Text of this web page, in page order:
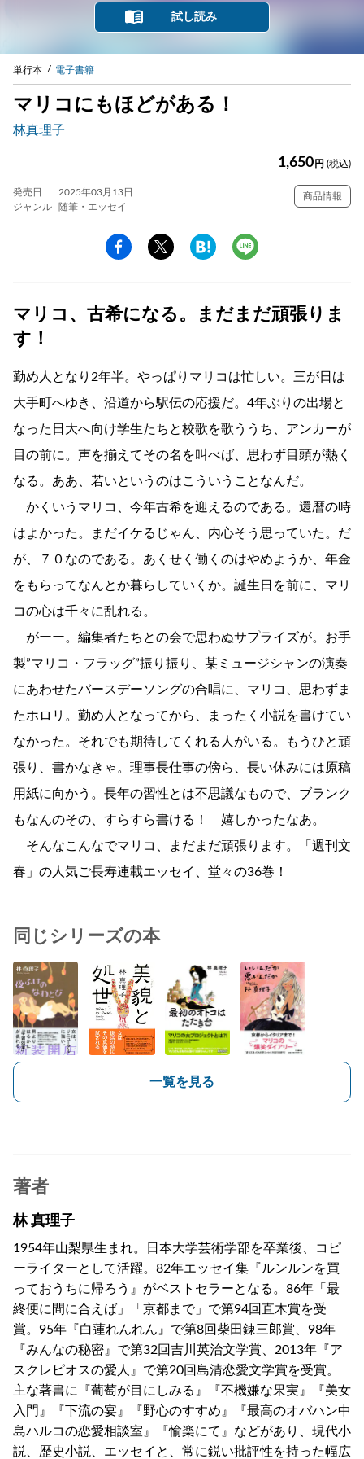
試し読み
単行本 電子書籍
マリコにもほどがある！
林真理子
1,650 円 (税込)
発売日
2025年03月13日
ジャンル
随筆・エッセイ
商品情報
マリコ、古希になる。まだまだ頑張りま
す！
勤め人となり2年半。やっぱりマリコは忙しい。三が日は
大手町へゆき、沿道から駅伝の応援だ。4年ぶりの出場と
なった日大へ向け学生たちと校歌を歌ううち、アンカーが
目の前に。声を揃えてその名を叫べば、思わず目頭が熱く
なる。ああ、若いというのはこういうことなんだ。
かくいうマリコ、今年古希を迎えるのである。還暦の時
はよかった。まだイケるじゃん、内心そう思っていた。だ
が、７０なのである。あくせく働くのはやめようか、年金
をもらってなんとか暮らしていくか。誕生日を前に、マリ
コの心は千々に乱れる。
がーー。編集者たちとの会で思わぬサプライズが。お手
製”マリコ・フラッグ”振り振り、某ミュージシャンの演奏
にあわせたバースデーソングの合唱に、マリコ、思わずま
たホロリ。勤め人となってから、まったく小説を書けてい
なかった。それでも期待してくれる人がいる。もうひと頑
張り、書かなきゃ。理事長仕事の傍ら、長い休みには原稿
用紙に向かう。長年の習性とは不思議なもので、ブランク
もなんのその、すらすら書ける！ 嬉しかったなあ。
そんなこんなでマリコ、まだまだ頑張ります。「週刊文
春」の人気ご長寿連載エッセイ、堂々の36巻！
同じシリーズの本
一覧を見る
著者
林 真理子
1954年山梨県生まれ。日本大学芸術学部を卒業後、コピ
ーライターとして活躍。82年エッセイ集『ルンルンを買
っておうちに帰ろう』がベストセラーとなる。86年「最
終便に間に合えば」「京都まで」で第94回直木賞を受
賞。95年『白蓮れんれん』で第8回柴田錬三郎賞、98年
『みんなの秘密』で第32回吉川英治文学賞、2013年『ア
スクレピオスの愛人』で第20回島清恋愛文学賞を受賞。
主な著書に『葡萄が目にしみる』『不機嫌な果実』『美女
入門』『下流の宴』『野心のすすめ』『最高のオバハン中
島ハルコの恋愛相談室』『愉楽にて』などがあり、現代小
説、歴史小説、エッセイと、常に鋭い批評性を持った幅広